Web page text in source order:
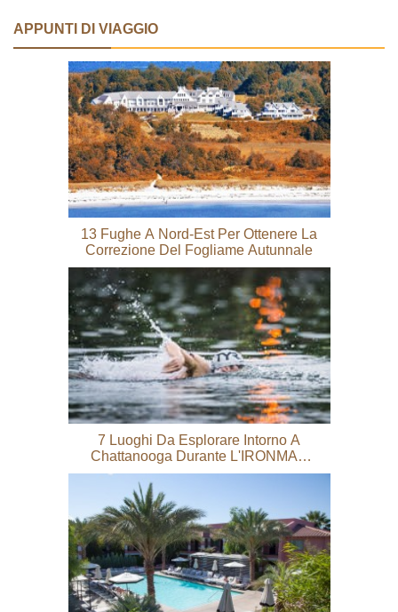
APPUNTI DI VIAGGIO
13 Fughe A Nord-Est Per Ottenere La
Correzione Del Fogliame Autunnale
7 Luoghi Da Esplorare Intorno A
Chattanooga Durante L'IRONMAN
Weekend